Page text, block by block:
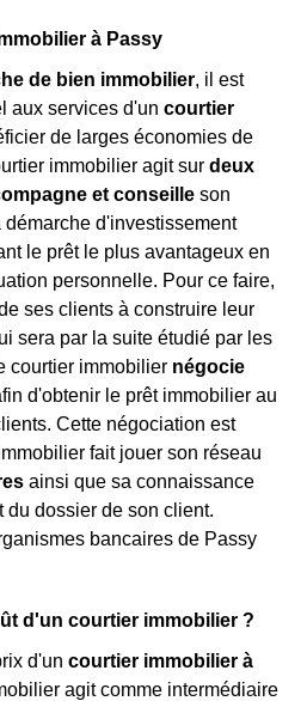
à Passy
de bien immobilier, il est
aux services d'un courtier
de larges économies de
immobilier agit sur deux
et conseille son
d'investissement
le prêt le plus avantageux en
personnelle. Pour ce faire,
ses clients à construire leur
sera par la suite étudié par les
courtier immobilier négocie
d'obtenir le prêt immobilier au
Cette négociation est
fait jouer son réseau
ainsi que sa connaissance
du dossier de son client.
bancaires de Passy
d'un courtier immobilier ?
d'un courtier immobilier à
agit comme intermédiaire